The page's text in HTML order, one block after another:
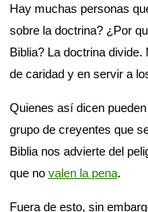
Hay muchas personas
sobre la doctrina? ¿Por
Biblia? La doctrina
de caridad y en servir a
Quienes así dicen
grupo de creyentes que
Biblia nos advierte del
que no valen la pena.
Fuera de esto, sin